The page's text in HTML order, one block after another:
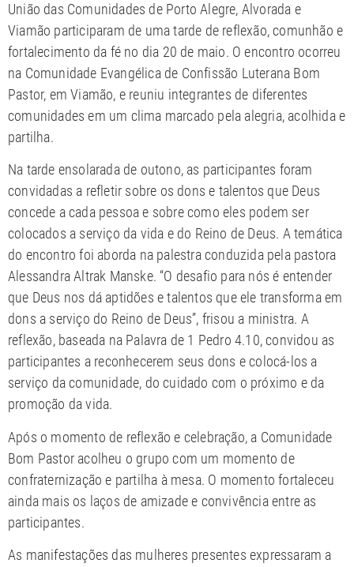
União das Comunidades de Porto Alegre, Alvorada e
Viamão participaram de uma tarde de reflexão, comunhão e
fortalecimento da fé no dia 20 de maio. O encontro ocorreu
na Comunidade Evangélica de Confissão Luterana Bom
Pastor, em Viamão, e reuniu integrantes de diferentes
comunidades em um clima marcado pela alegria, acolhida e
partilha.
Na tarde ensolarada de outono, as participantes foram
convidadas a refletir sobre os dons e talentos que Deus
concede a cada pessoa e sobre como eles podem ser
colocados a serviço da vida e do Reino de Deus. A temática
do encontro foi aborda na palestra conduzida pela pastora
Alessandra Altrak Manske. “O desafio para nós é entender
que Deus nos dá aptidões e talentos que ele transforma em
dons a serviço do Reino de Deus”, frisou a ministra. A
reflexão, baseada na Palavra de 1 Pedro 4.10, convidou as
participantes a reconhecerem seus dons e colocá-los a
serviço da comunidade, do cuidado com o próximo e da
promoção da vida.
Após o momento de reflexão e celebração, a Comunidade
Bom Pastor acolheu o grupo com um momento de
confraternização e partilha à mesa. O momento fortaleceu
ainda mais os laços de amizade e convivência entre as
participantes.
As manifestações das mulheres presentes expressaram a